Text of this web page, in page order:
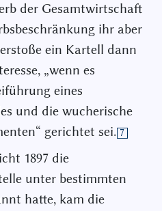
der Gesamtwirtschaft
ihr aber
ein Kartell dann
„wenn es
eines
und die wucherische
gerichtet sei. 7
1897 die
unter bestimmten
hatte, kam die